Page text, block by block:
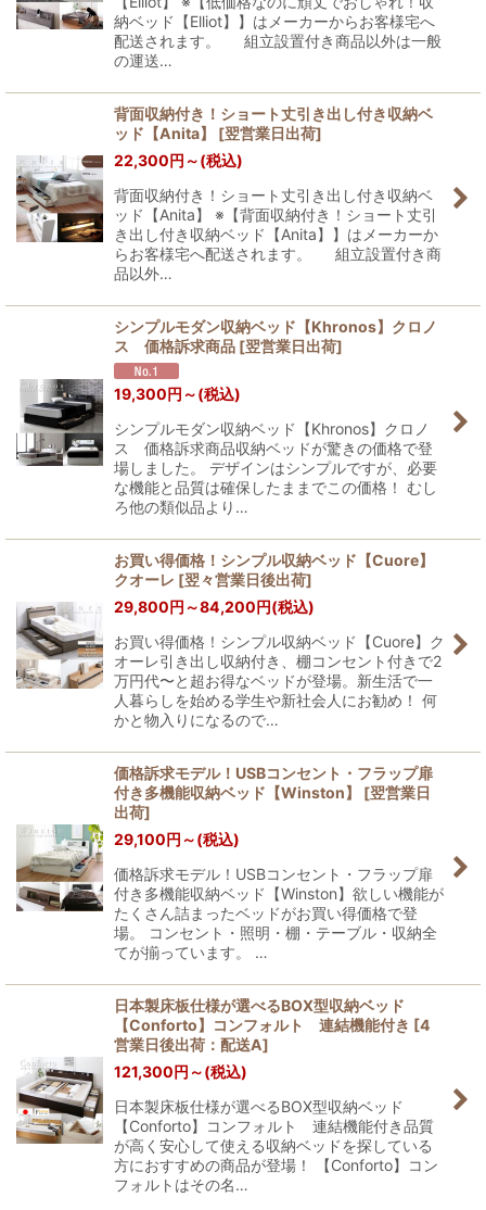
納ベッド【Elliot】】はメーカーからお客様宅へ
配送されます。 組立設置付き商品以外は一般
の運送…
背面収納付き！ショート丈引き出し付き収納ベ
ッド【Anita】
[翌営業日出荷]
22,300円 ～(税込)
背面収納付き！ショート丈引き出し付き収納ベ
ッド【Anita】 ※【背面収納付き！ショート丈引
き出し付き収納ベッド【Anita】】はメーカーか
らお客様宅へ配送されます。 組立設置付き商
品以外…
シンプルモダン収納ベッド【Khronos】クロノ
ス 価格訴求商品 [翌営業日出荷]
19,300円 ～(税込)
シンプルモダン収納ベッド【Khronos】クロノ
ス 価格訴求商品収納ベッドが驚きの価格で登
場しました。 デザインはシンプルですが、必要
な機能と品質は確保したままでこの価格！ むし
ろ他の類似品より…
お買い得価格！シンプル収納ベッド【Cuore】
クオーレ [翌々営業日後出荷]
29,800円 ～84,200円(税込)
お買い得価格！シンプル収納ベッド【Cuore】ク
オーレ引き出し収納付き、棚コンセント付きで2
万円代〜と超お得なベッドが登場。新生活で一
人暮らしを始める学生や新社会人にお勧め！ 何
かと物入りになるので…
価格訴求モデル！USBコンセント・フラップ扉
付き多機能収納ベッド【Winston】
[翌営業日
出荷]
29,100円 ～(税込)
価格訴求モデル！USBコンセント・フラップ扉
付き多機能収納ベッド【Winston】欲しい機能が
たくさん詰まったベッドがお買い得価格で登
場。 コンセント・照明・棚・テーブル・収納全
てが揃っています。 …
日本製床板仕様が選べるBOX型収納ベッド
【Conforto】コンフォルト 連結機能付き [4
営業日後出荷：配送A]
121,300円 ～(税込)
日本製床板仕様が選べるBOX型収納ベッド
【Conforto】コンフォルト 連結機能付き品質
が高く安心して使える収納ベッドを探している
方におすすめの商品が登場！ 【Conforto】コン
フォルトはその名…